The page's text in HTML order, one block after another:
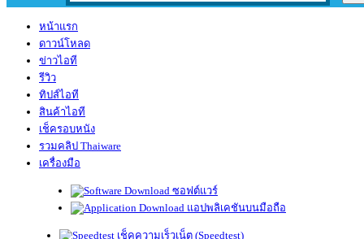
หน้าแรก
ดาวน์โหลด
ข่าวไอที
รีวิว
ทิปส์ไอที
สินค้าไอที
เช็ครอบหนัง
รวมคลิป Thaiware
เครื่องมือ
ซอฟต์แวร์
แอปพลิเคชันบนมือถือ
เช็คความเร็วเน็ต (Speedtest)